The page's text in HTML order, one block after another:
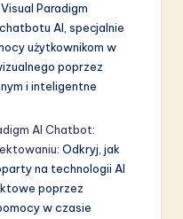
Visual Paradigm
AI, specjalnie
użytkownikom w
poprzez
i inteligentne
AI Chatbot:
: Odkryj, jak
na technologii AI
poprzez
w czasie